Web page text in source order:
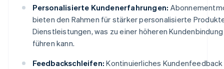
Personalisierte Kundenerfahrungen:
bieten den Rahmen für stärker personalisierte
Dienstleistungen, was zu einer höheren Kundenbindung
führen kann.
Feedbackschleifen: Kontinuierliches